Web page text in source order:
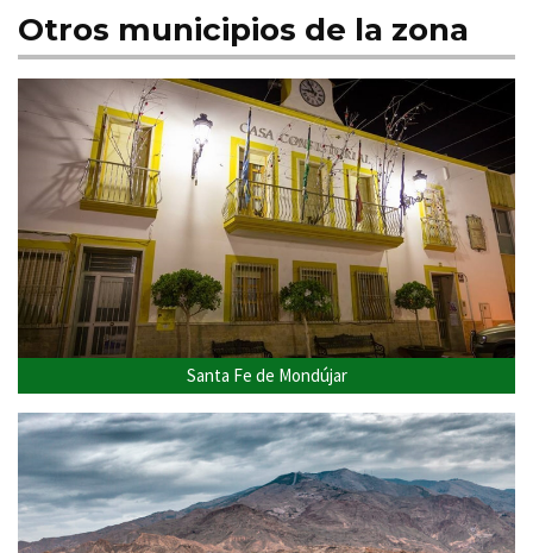
Otros municipios de la zona
Santa Fe de Mondújar